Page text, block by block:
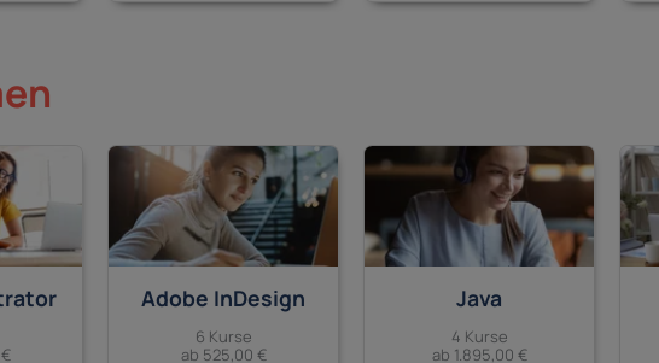
Adobe InDesign
6 Kurse
ab 525,00 €
Java
4 Kurse
ab 1.895,00 €